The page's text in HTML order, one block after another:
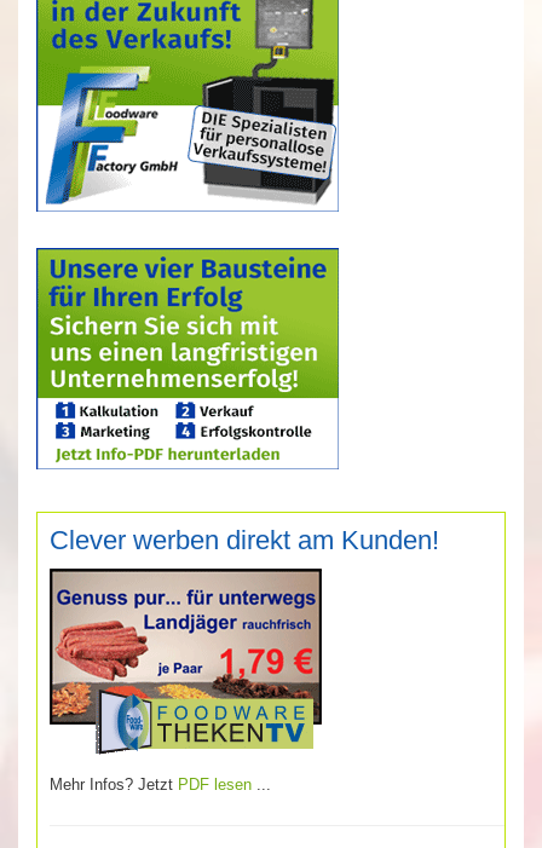
Clever werben direkt am Kunden!
Mehr Infos? Jetzt PDF lesen